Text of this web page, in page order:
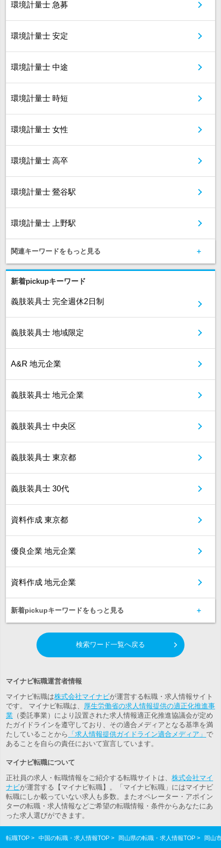
環境計量士 急募
環境計量士 安定
環境計量士 中途
環境計量士 時短
環境計量士 女性
環境計量士 高卒
環境計量士 鶯谷駅
環境計量士 上野駅
関連キーワードをもっと見る
新着pickupキーワード
義肢装具士 完全週休2日制
義肢装具士 地域限定
A&R 地元企業
義肢装具士 地元企業
義肢装具士 中央区
義肢装具士 東京都
義肢装具士 30代
資料作成 東京都
優良企業 地元企業
資料作成 地元企業
新着pickupキーワードをもっと見る
検索ワード一覧へ戻る
マイナビ転職運営者情報
マイナビ転職は株式会社マイナビが運営する転職・求人情報サイト
です。 マイナビ転職は、
厚生労働省の求人情報提供の適正化推進事
業 （委託事業）により設置された求人情報適正化推進協議会が定め
たガイドラインを遵守しており、その適合メディアとなる基準を満
たしていることから
「求人情報提供ガイドライン適合メディア」 で
あることを自らの責任において宣言しています。
マイナビ転職について
正社員の求人・転職情報をご紹介する転職サイトは、 株式会社マイ
ナビが運営する【マイナビ転職】。「マイナビ転職」にはマイナビ
転職にしか載っていない求人も多数。またオペレーター・アポイン
ターの転職・求人情報などご希望の転職情報・条件からあなたにあ
った求人選びができます。
転職TOP 中国の転職・求人情報TOP 岡山県の転職・求人情報TOP 岡山